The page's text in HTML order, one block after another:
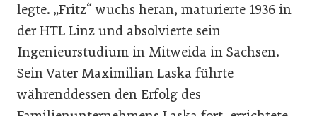
legte. „Fritz“ wuchs heran, maturierte 1936 in
der HTL Linz und absolvierte sein
Ingenieurstudium in Mitweida in Sachsen.
Sein Vater Maximilian Laska führte
währenddessen den Erfolg des